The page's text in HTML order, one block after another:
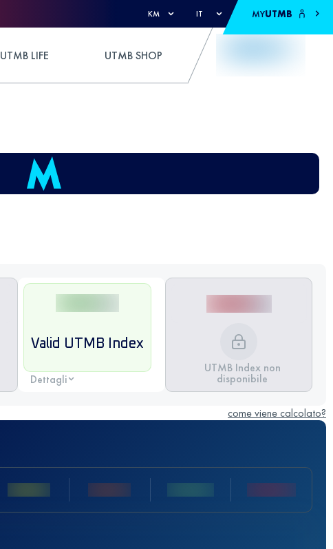
KM IT MYUTMB
UTMB LIFE UTMB SHOP
Valid UTMB Index
Dettagli
UTMB Index non
disponibile
come viene calcolato?